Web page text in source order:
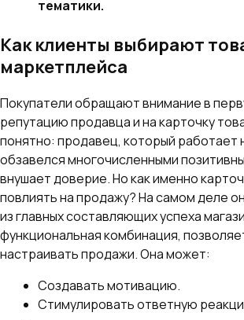
тематики.
Как клиенты выбирают
маркетплейса
Покупатели обращают внимание в
репутацию продавца и на карточку
понятно: продавец, который работает
обзавелся многочисленными
внушает доверие. Но как именно
повлиять на продажу? На самом деле
из главных составляющих успеха
функциональная комбинация,
настраивать продажи. Она может:
Создавать мотивацию.
Стимулировать ответную